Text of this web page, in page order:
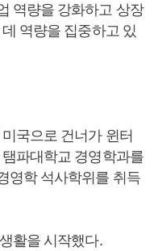
역량을 강화하고 상장
역량을 집중하고 있
국으로 건너가 윈터
파대학교 경영학과를
영학 석사학위를 취득
활을 시작했다.